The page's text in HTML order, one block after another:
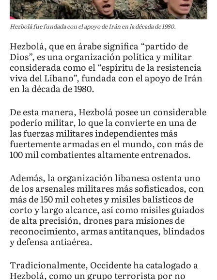
Hezbolá fue fundada con el apoyo de Irán en la década de 1980.
Hezbolá, que en árabe significa “partido de
Dios”, es una organización política y militar
considerada como el “espíritu de la resistencia
viva del Líbano”, fundada con el apoyo de Irán
en la década de 1980.
De esta manera, Hezbolá posee un considerable
poderío militar, lo que la convierte en una de
las fuerzas militares independientes más
fuertemente armadas en el mundo, con más de
100 mil combatientes altamente entrenados.
Además, la organización libanesa ostenta uno
de los arsenales militares más sofisticados, con
más de 150 mil cohetes y misiles balísticos de
corto y largo alcance, así como misiles guiados
de alta precisión, drones para misiones de
reconocimiento, armas antitanques, blindados
y defensa antiaérea.
Tradicionalmente, Occidente ha catalogado a
Hezbolá, como un grupo terrorista por no